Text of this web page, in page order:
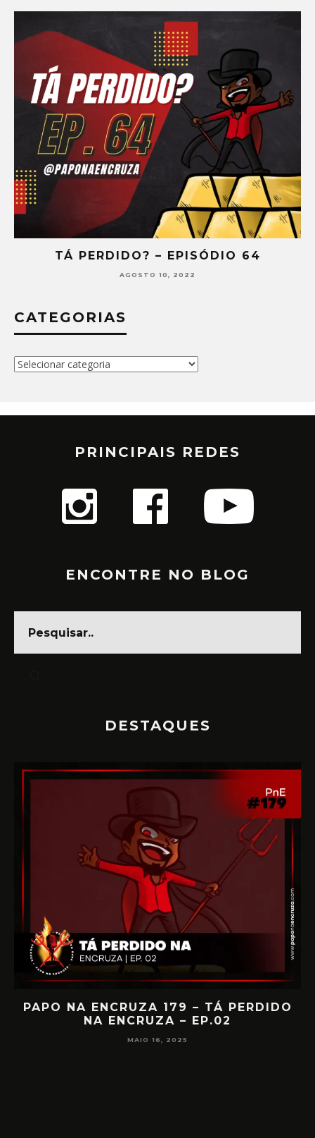
TÁ PERDIDO? – EPISÓDIO 64
AGOSTO 10, 2022
CATEGORIAS
Categorias
PRINCIPAIS REDES
ENCONTRE NO BLOG
DESTAQUES
PAPO NA ENCRUZA 179 – TÁ PERDIDO
NA ENCRUZA – EP.02
MAIO 16, 2025